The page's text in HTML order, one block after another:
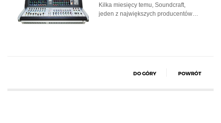
Kilka miesięcy temu, Soundcraft,
jeden z największych producentów…
DO GÓRY POWRÓT